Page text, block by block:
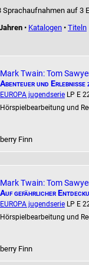
Sprachaufnahmen auf 3
• Katalogen • Titeln
Mark Twain: Tom
Abenteuer und Erlebnisse
EUROPA jugendserie LP E
Hörspielbearbeitung und
Finn
Mark Twain: Tom
Auf gefährlicher
EUROPA jugendserie LP E
Hörspielbearbeitung und
Finn